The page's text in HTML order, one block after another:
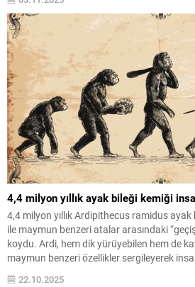
4,4 milyon yıllık ayak bileği kemiği
4,4 milyon yıllık Ardipithecus ramidus
ile maymun benzeri atalar arasındaki
koydu. Ardi, hem dik yürüyebilen hem de
maymun benzeri özellikler sergileyerek
22.10.2025